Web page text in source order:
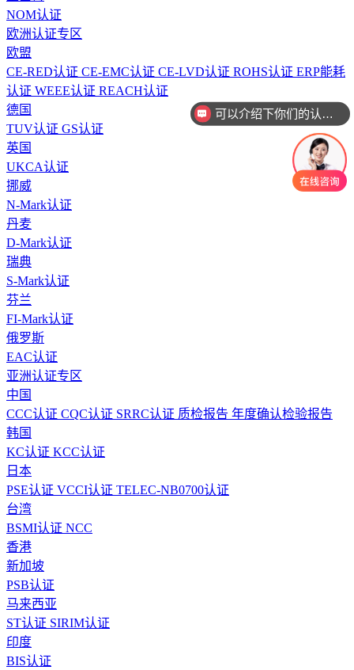
NOM认证
欧洲认证专区
欧盟
CE-RED认证 CE-EMC认证 CE-LVD认证 ROHS认证 ERP能耗
认证 WEEE认证 REACH认证
德国
TUV认证 GS认证
英国
UKCA认证
挪威
N-Mark认证
丹麦
D-Mark认证
瑞典
S-Mark认证
芬兰
FI-Mark认证
俄罗斯
EAC认证
亚洲认证专区
中国
CCC认证 CQC认证 SRRC认证 质检报告 年度确认检验报告
韩国
KC认证 KCC认证
日本
PSE认证 VCCI认证 TELEC-NB0700认证
台湾
BSMI认证 NCC
香港
新加坡
PSB认证
马来西亚
ST认证 SIRIM认证
印度
BIS认证
可以介绍下你们的认证有哪些么